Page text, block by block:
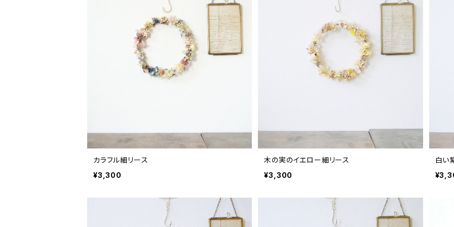
カラフル細リース
¥3,300
木の実のイエロー細リース
¥3,300
白い